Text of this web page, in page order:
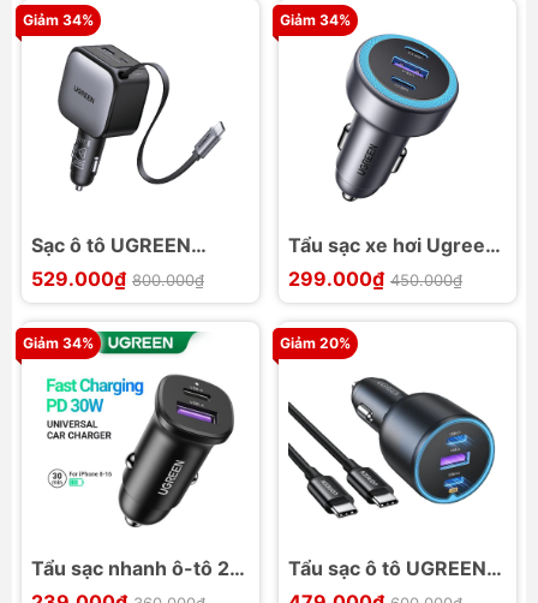
Giảm 34%
Sạc ô tô UGREEN
Nexode EC602 55212B
60W với cáp rút
529.000₫ 800.000₫
Giảm 34%
Tẩu sạc xe hơi Ugreen
3 cổng (2C1A) 30W
299.000₫ 450.000₫
Giảm 34%
Tẩu sạc nhanh ô-tô 2
cổng 1C1A 30W
Giảm 20%
Tẩu sạc ô tô UGREEN
CD293 130W 2C-1A